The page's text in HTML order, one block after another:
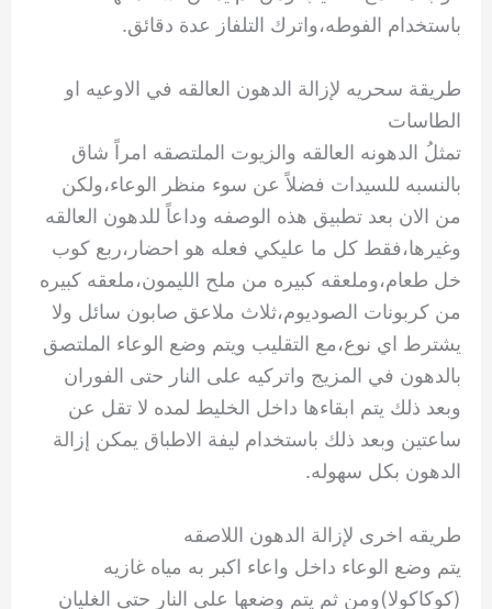
باستخدام الفوطه،واترك التلفاز عدة دقائق.
طريقة سحريه لإزالة الدهون العالقه في الاوعيه او
الطاسات
تمثلُ الدهونه العالقه والزيوت الملتصقه امراً شاق
بالنسبه للسيدات فضلاً عن سوء منظر الوعاء،ولكن
من الان بعد تطبيق هذه الوصفه وداعاً للدهون العالقه
وغيرها،فقط كل ما عليكي فعله هو احضار،ربع كوب
خل طعام،وملعقه كبيره من ملح الليمون،ملعقه كبيره
من كربونات الصوديوم،ثلاث ملاعق صابون سائل ولا
يشترط اي نوع،مع التقليب ويتم وضع الوعاء الملتصق
بالدهون في المزيج واتركيه على النار حتى الفوران
وبعد ذلك يتم ابقاءها داخل الخليط لمده لا تقل عن
ساعتين وبعد ذلك باستخدام ليفة الاطباق يمكن إزالة
الدهون بكل سهوله.
طريقه اخرى لإزالة الدهون اللاصقه
يتم وضع الوعاء داخل واعاء اكبر به مياه غازيه
(كوكاكولا)ومن ثم يتم وضعها على النار حتى الغليان